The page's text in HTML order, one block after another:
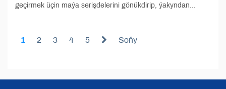
geçirmek üçin maýa serişdelerini gönükdirip, ýakyndan...
1 2 3 4 5 Soňy